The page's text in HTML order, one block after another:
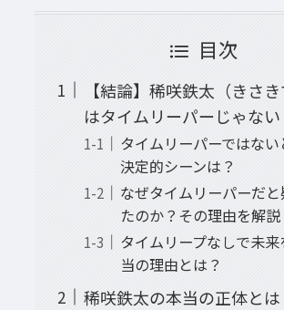
目次
【結論】稀咲鉄太（きさき
はタイムリーパーじゃない
タイムリーパーではな
決定的シーンは？
なぜタイムリーパーだ
たのか？その理由を解説
タイムリープなしで未
当の理由とは？
稀咲鉄太の本当の正体と